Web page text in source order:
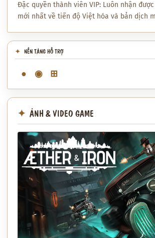
Đặc quyền thành viên VIP: Luôn nhận
mới nhất về tiến độ Việt hóa và bản dịch
NỀN TẢNG HỖ TRỢ
● ◉ ⊞
ẢNH & VIDEO GAME